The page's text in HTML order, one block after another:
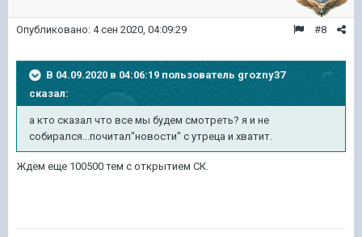
#8
Опубликовано: 4 сен 2020, 04:09:29
В 04.09.2020 в 04:06:19 пользователь grozny37
сказал:
а кто сказал что все мы будем смотреть? я и не
собирался...почитал"новости" с утреца и хватит.
Ждем еще 100500 тем с открытием СК.